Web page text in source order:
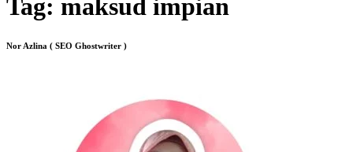
Tag: maksud impian
Nor Azlina ( SEO Ghostwriter )